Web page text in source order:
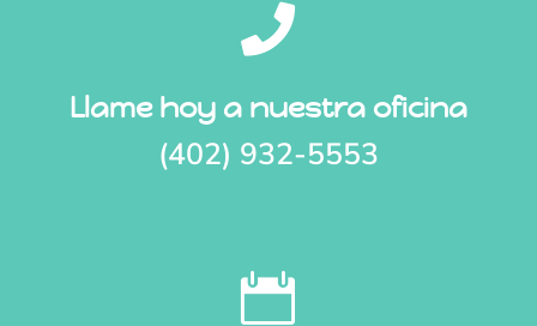

Llame hoy a nuestra oficina
(402) 932-5553
